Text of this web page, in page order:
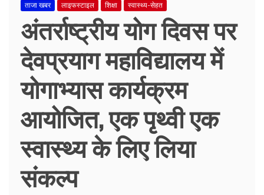
ताजा खबर लाइफस्टाइल शिक्षा स्वास्थ्य-सेहत
अंतर्राष्ट्रीय योग दिवस पर
देवप्रयाग महाविद्यालय में
योगाभ्यास कार्यक्रम
आयोजित, एक पृथ्वी एक
स्वास्थ्य के लिए लिया
संकल्प